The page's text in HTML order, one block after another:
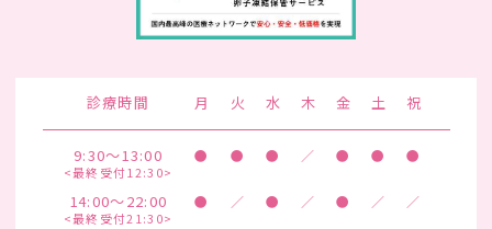
診療時間 月 火 水 木 金 土 祝
9:30～13:00
<最終受付12:30>
● ● ● ／ ● ● ●
14:00～22:00
<最終受付21:30>
● ／ ● ／ ● ／ ／